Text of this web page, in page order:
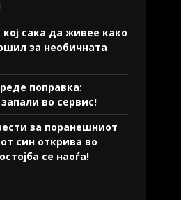
сака да живее како
за необичната
поправка:
во сервис!
за поранешниот
син открива во
се наоѓа!